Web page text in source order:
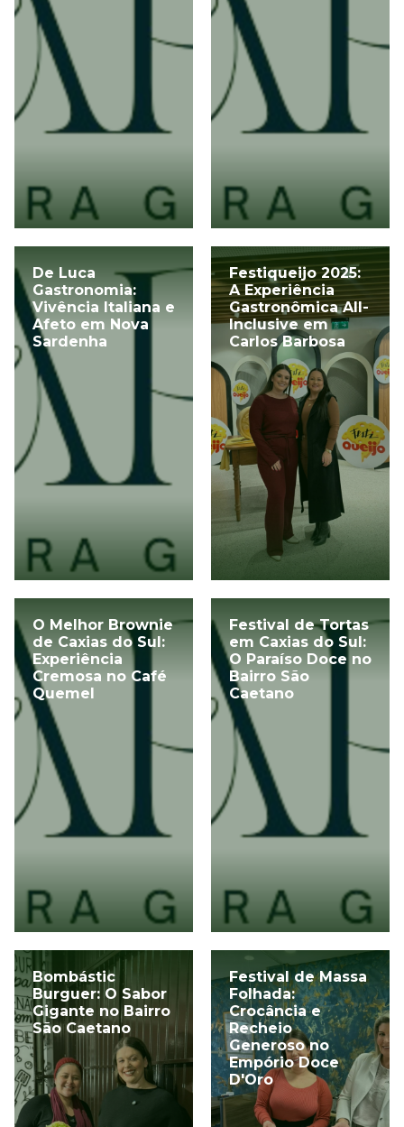
De Luca
Gastronomia:
Vivência Italiana e
Afeto em Nova
Sardenha
Festiqueijo 2025:
A Experiência
Gastronômica All-
Inclusive em
Carlos Barbosa
O Melhor Brownie
de Caxias do Sul:
Experiência
Cremosa no Café
Quemel
Festival de Tortas
em Caxias do Sul:
O Paraíso Doce no
Bairro São
Caetano
Bombástic
Burguer: O Sabor
Gigante no Bairro
São Caetano
Festival de Massa
Folhada:
Crocância e
Recheio
Generoso no
Empório Doce
D'Oro